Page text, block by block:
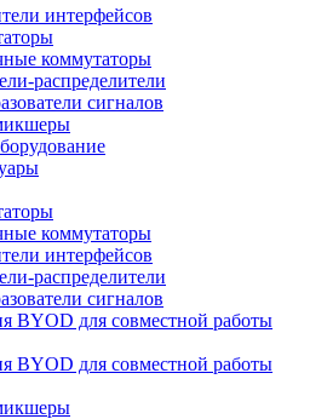
интерфейсов
коммутаторы
распределители
сигналов
коммутаторы
интерфейсов
распределители
сигналов
BYOD для совместной работы
BYOD для совместной работы